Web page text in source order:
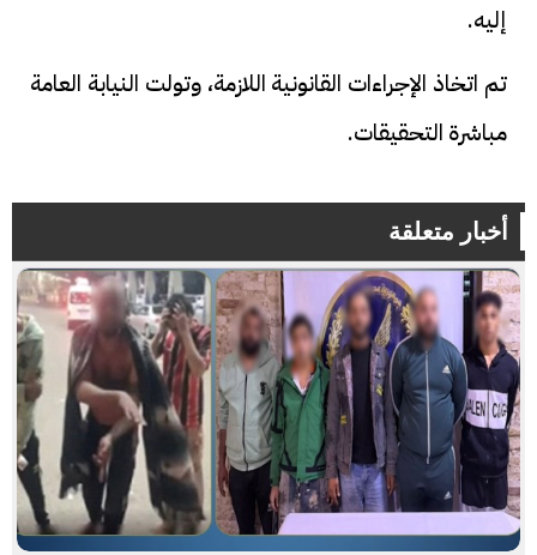
إليه.
تم اتخاذ الإجراءات القانونية اللازمة، وتولت النيابة العامة
مباشرة التحقيقات.
أخبار متعلقة